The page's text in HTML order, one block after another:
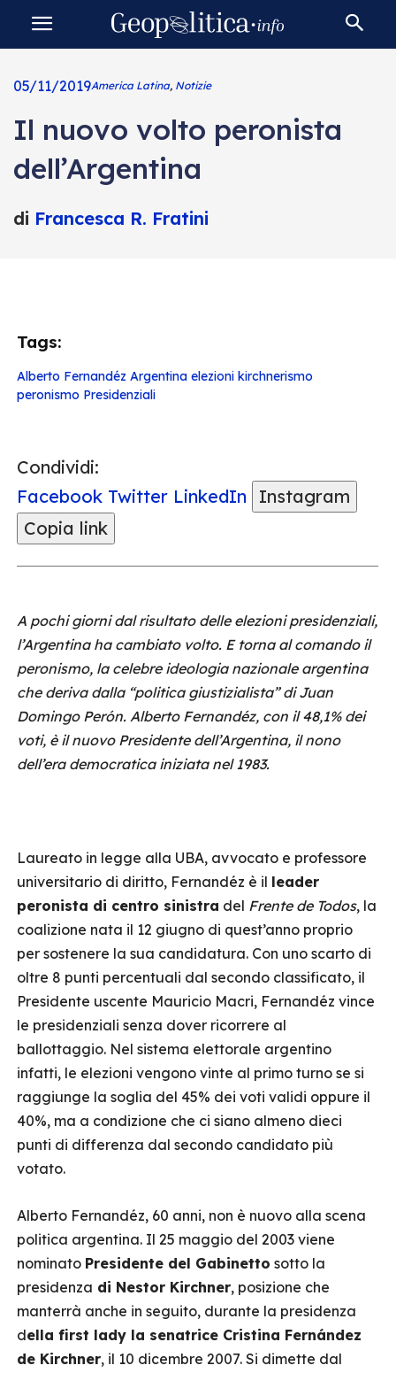
05/11/2019America Latina, Notizie
Il nuovo volto peronista
dell’Argentina
di Francesca R. Fratini
Tags:
Alberto Fernandéz Argentina elezioni kirchnerismo
peronismo Presidenziali
Condividi:
Facebook Twitter LinkedIn
Instagram
Copia link
A pochi giorni dal risultato delle elezioni presidenziali,
l’Argentina ha cambiato volto. E torna al comando il
peronismo, la celebre ideologia nazionale argentina
che deriva dalla “politica giustizialista” di Juan
Domingo Perón. Alberto Fernandéz, con il 48,1% dei
voti, è il nuovo Presidente dell’Argentina, il nono
dell’era democratica iniziata nel 1983.
Laureato in legge alla UBA, avvocato e professore
universitario di diritto, Fernandéz è il leader
peronista di centro sinistra del Frente de Todos, la
coalizione nata il 12 giugno di quest’anno proprio
per sostenere la sua candidatura. Con uno scarto di
oltre 8 punti percentuali dal secondo classificato, il
Presidente uscente Mauricio Macri, Fernandéz vince
le presidenziali senza dover ricorrere al
ballottaggio. Nel sistema elettorale argentino
infatti, le elezioni vengono vinte al primo turno se si
raggiunge la soglia del 45% dei voti validi oppure il
40%, ma a condizione che ci siano almeno dieci
punti di differenza dal secondo candidato più
votato.
Alberto Fernandéz, 60 anni, non è nuovo alla scena
politica argentina. Il 25 maggio del 2003 viene
nominato Presidente del Gabinetto sotto la
presidenza di Nestor Kirchner, posizione che
manterrà anche in seguito, durante la presidenza
della first lady la senatrice Cristina Fernández
de Kirchner, il 10 dicembre 2007. Si dimette dal